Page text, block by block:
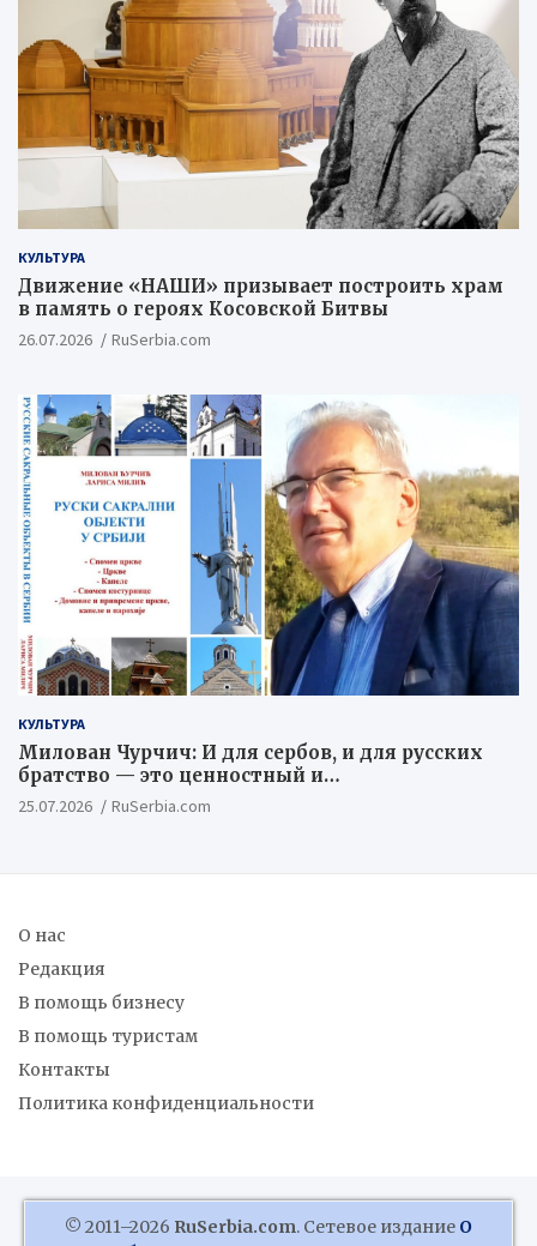
КУЛЬТУРА
Движение «НАШИ» призывает построить храм
в память о героях Косовской Битвы
26.07.2026 RuSerbia.com
КУЛЬТУРА
Милован Чурчич: И для сербов, и для русских
братство — это ценностный и
цивилизационный концепт
25.07.2026 RuSerbia.com
О нас
Редакция
В помощь бизнесу
В помощь туристам
Контакты
Политика конфиденциальности
© 2011–2026 RuSerbia.com. Сетевое издание О